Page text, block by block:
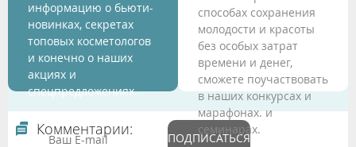
информацию о бьюти-
новинках, секретах
топовых косметологов
и конечно о наших
акциях и
спецпредложениях.
ПОДПИСАТЬСЯ
способах сохранения
молодости и красоты
без особых затрат
времени и денег,
сможете поучаствовать
в наших конкурсах и
марафонах. и
семинарах.
Комментарии: